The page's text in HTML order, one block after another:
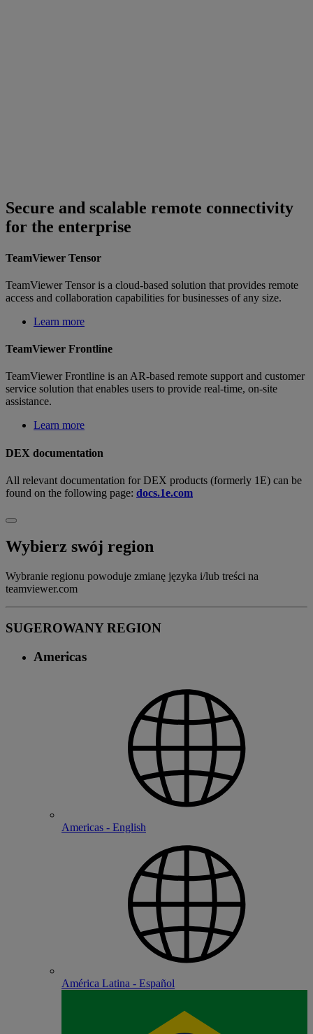
Secure and scalable remote connectivity
for the enterprise
TeamViewer Tensor
TeamViewer Tensor is a cloud-based solution that provides remote
access and collaboration capabilities for businesses of any size.
Learn more
TeamViewer Frontline
TeamViewer Frontline is an AR-based remote support and customer
service solution that enables users to provide real-time, on-site
assistance.
Learn more
DEX documentation
All relevant documentation for DEX products (formerly 1E) can be
found on the following page: docs.1e.com
Wybierz swój region
Wybranie regionu powoduje zmianę języka i/lub treści na
teamviewer.com
SUGEROWANY REGION
Americas
Americas - English
América Latina - Español